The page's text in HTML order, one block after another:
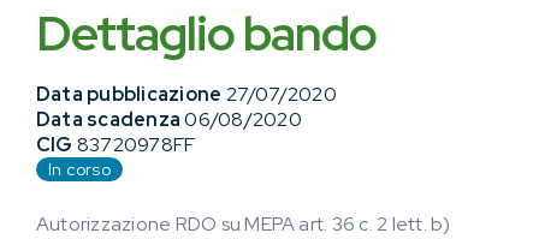
Dettaglio bando
Data pubblicazione 27/07/2020
Data scadenza06/08/2020
CIG 83720978FF
In corso
Autorizzazione RDO su MEPA art. 36 c. 2 lett. b)